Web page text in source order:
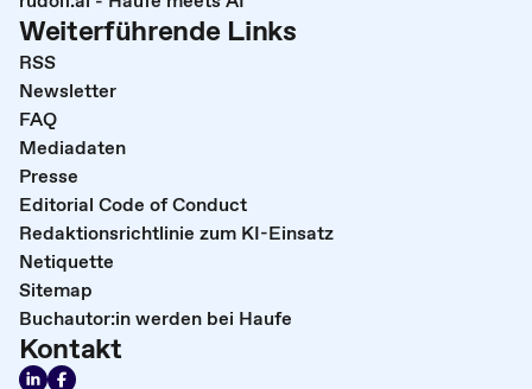
Weiterführende Links
RSS
Newsletter
FAQ
Mediadaten
Presse
Editorial Code of Conduct
Redaktionsrichtlinie zum KI-Einsatz
Netiquette
Sitemap
Buchautor:in werden bei Haufe
Kontakt